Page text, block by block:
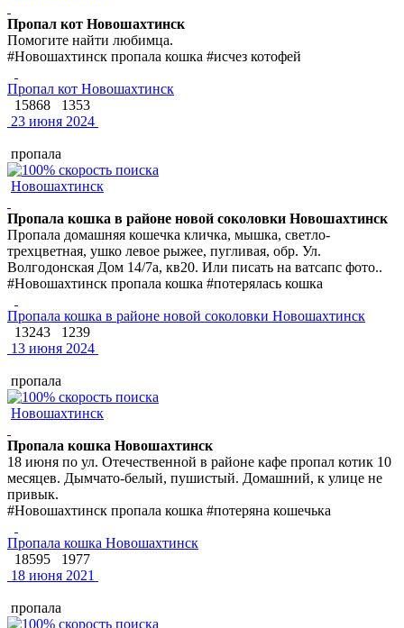
Пропал кот Новошахтинск
Помогите найти любимца.
#Новошахтинск пропала кошка #исчез котофей
Пропал кот Новошахтинск
15868
1353
23 июня 2024
пропала
Новошахтинск
Пропала кошка в районе новой соколовки Новошахтинск
Пропала домашняя кошечка кличка, мышка, светло-
трехцветная, ушко левое рыжее, пугливая, обр. Ул.
Волгодонская Дом 14/7а, кв20. Или писать на ватсапс фото..
#Новошахтинск пропала кошка #потерялась кошка
Пропала кошка в районе новой соколовки Новошахтинск
13243
1239
13 июня 2024
пропала
Новошахтинск
Пропала кошка Новошахтинск
18 июня по ул. Отечественной в районе кафе пропал котик 10
месяцев. Дымчато-белый, пушистый. Домашний, к улице не
привык.
#Новошахтинск пропала кошка #потеряна кошечька
Пропала кошка Новошахтинск
18595
1977
18 июня 2021
пропала